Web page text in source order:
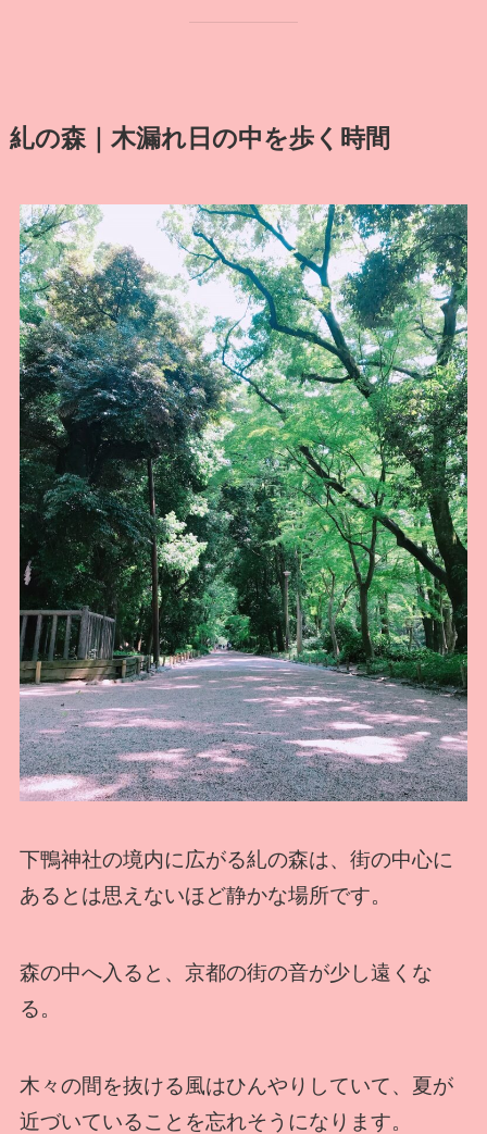
糺の森｜木漏れ日の中を歩く時間
下鴨神社の境内に広がる糺の森は、街の中心に
あるとは思えないほど静かな場所です。
森の中へ入ると、京都の街の音が少し遠くな
る。
木々の間を抜ける風はひんやりしていて、夏が
近づいていることを忘れそうになります。